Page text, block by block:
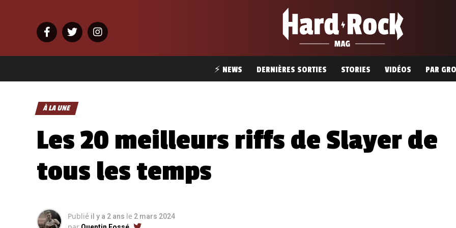
⚡ NEWS DERNIÈRES SORTIES STORIES VIDÉOS PAR
À LA UNE
Les 20 meilleurs riffs de Slayer de
tous les temps
Publié il y a 2 ans le 2 mars 2024